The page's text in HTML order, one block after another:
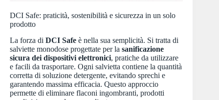
DCI Safe: praticità, sostenibilità e sicurezza in un solo
prodotto
La forza di DCI Safe è nella sua semplicità. Si tratta di
salviette monodose progettate per la sanificazione
sicura dei dispositivi elettronici, pratiche da utilizzare
e facili da trasportare. Ogni salvietta contiene la quantità
corretta di soluzione detergente, evitando sprechi e
garantendo massima efficacia. Questo approccio
permette di eliminare flaconi ingombranti, prodotti